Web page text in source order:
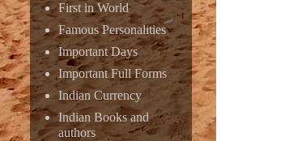
First in World
Famous Personalities
Important Days
Important Full Forms
Indian Currency
Indian Books and
authors